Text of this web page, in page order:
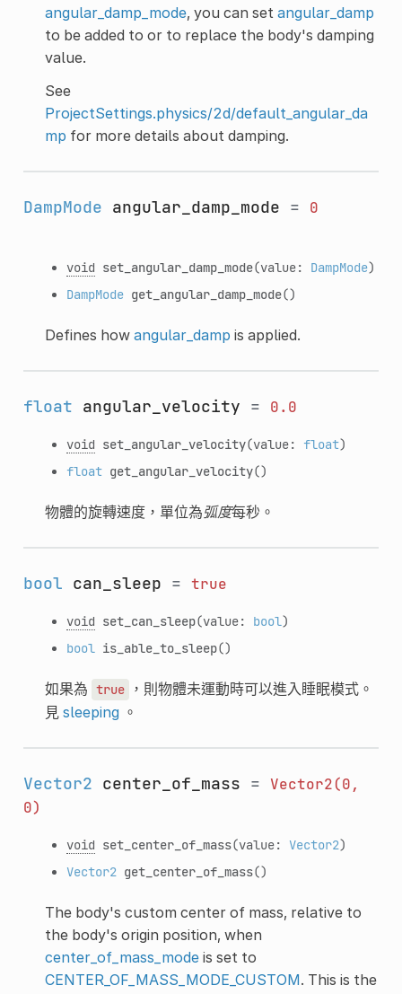
angular_damp_mode, you can set angular_damp
to be added to or to replace the body's damping
value.
See
ProjectSettings.physics/2d/default_angular_da
mp for more details about damping.
DampMode angular_damp_mode = 0
void set_angular_damp_mode(value: DampMode)
DampMode get_angular_damp_mode()
Defines how angular_damp is applied.
float angular_velocity = 0.0
void set_angular_velocity(value: float)
float get_angular_velocity()
物體的旋轉速度，單位為弧度每秒。
bool can_sleep = true
void set_can_sleep(value: bool)
bool is_able_to_sleep()
如果為 true
，則物體未運動時可以進入睡眠模式。
見 sleeping。
Vector2 center_of_mass = Vector2(0,
0)
void set_center_of_mass(value: Vector2)
Vector2 get_center_of_mass()
The body's custom center of mass, relative to
the body's origin position, when
center_of_mass_modeis set to
CENTER_OF_MASS_MODE_CUSTOM. This is the